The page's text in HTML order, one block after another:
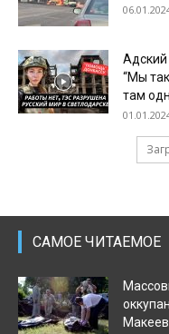
Адский
“Мы
там
САМОЕ ЧИТАЕМОЕ